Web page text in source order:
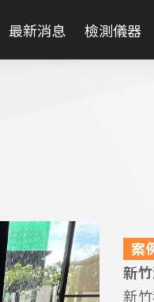
最新消息 檢測儀器
案
新
新